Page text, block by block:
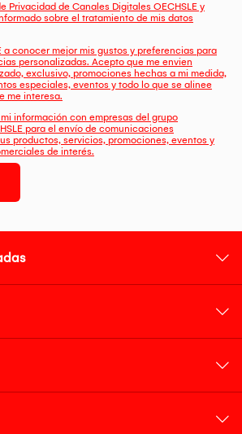
Privacidad de Canales Digitales OECHSLE y
sobre el tratamiento de mis datos
a conocer mejor mis gustos y preferencias para
personalizadas. Acepto que me envien
exclusivo, promociones hechas a mi medida,
especiales, eventos y todo lo que se alinee
me interesa.
información con empresas del grupo
para el envío de comunicaciones
productos, servicios, promociones, eventos y
de interés.